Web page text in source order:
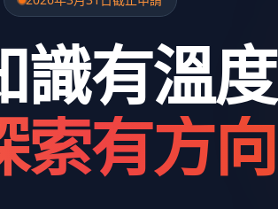
識有溫度
索有方向